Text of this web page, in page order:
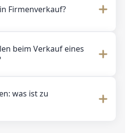
Firmenverkauf?
beim Verkauf eines
was ist zu